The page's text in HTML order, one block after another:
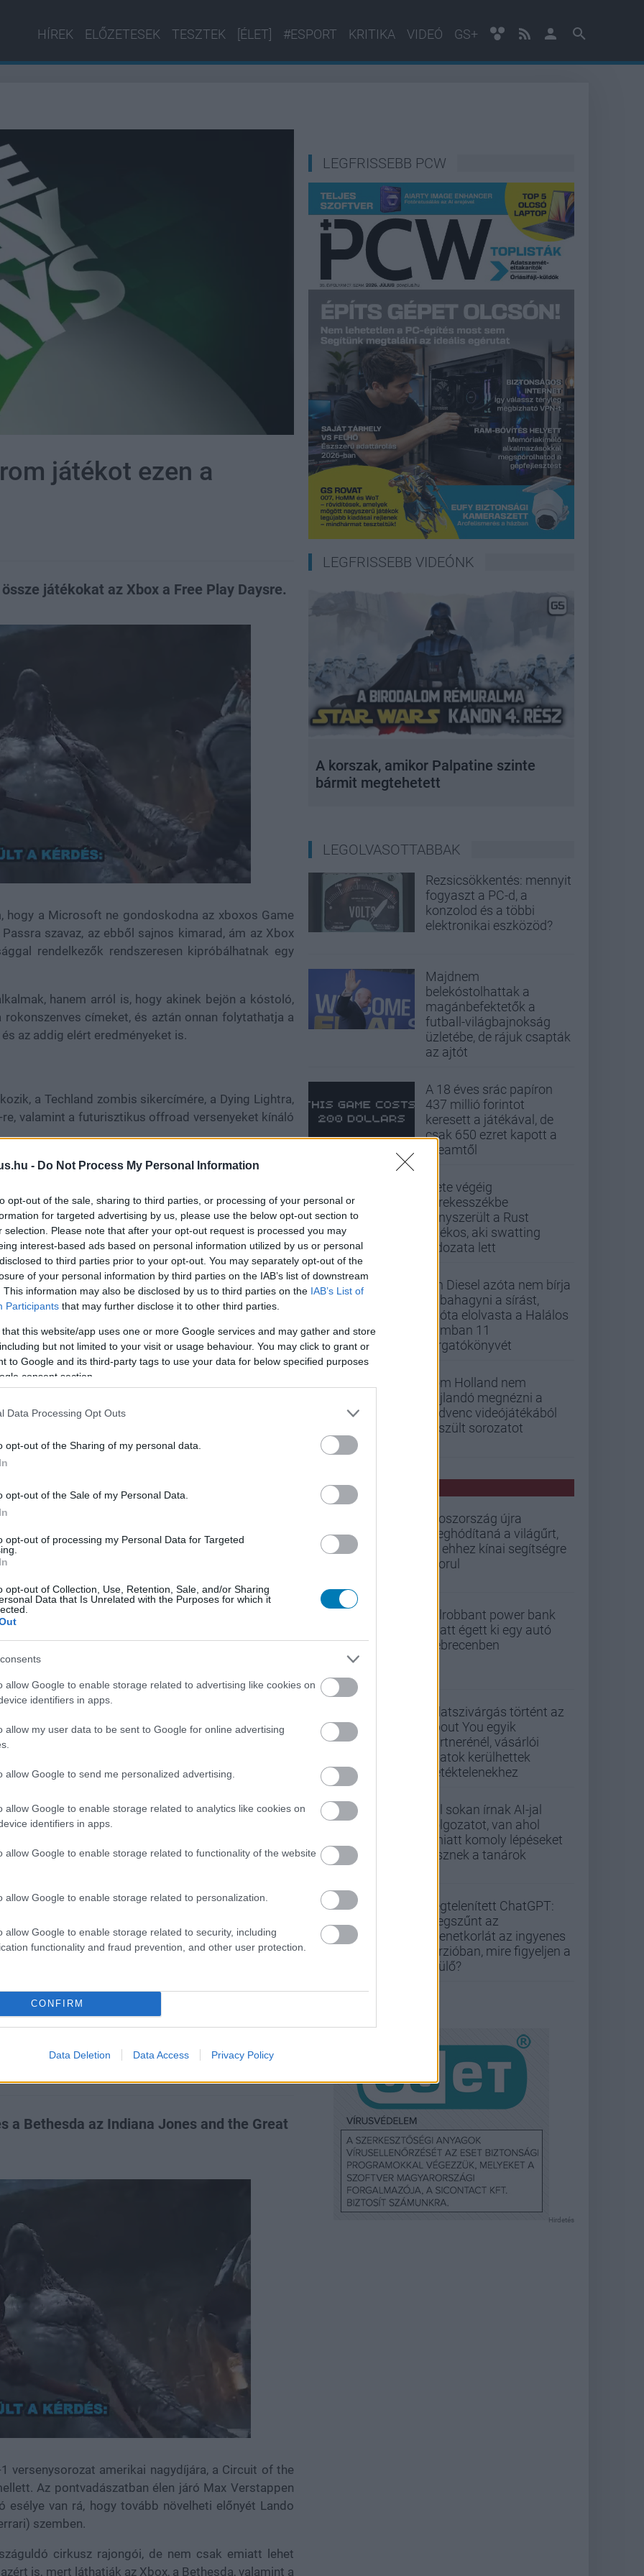
- Do Not Process My Personal Information
opt-out of the sale, sharing to third parties, or processing of your personal or
for targeted advertising by us, please use the below opt-out section to
selection. Please note that after your opt-out request is processed you may
interest-based ads based on personal information utilized by us or personal
to third parties prior to your opt-out. You may separately opt-out of the
of your personal information by third parties on the IAB’s list of downstream
This information may also be disclosed by us to third parties on the IAB’s List of
Participants that may further disclose it to other third parties.
that this website/app uses one or more Google services and may gather and store
but not limited to your visit or usage behaviour. You may click to grant or
to Google and its third-party tags to use your data for below specified purposes
consent section.
Data Processing Opt Outs
opt-out of the Sharing of my personal data.
opt-out of the Sale of my Personal Data.
opt-out of processing my Personal Data for Targeted
opt-out of Collection, Use, Retention, Sale, and/or Sharing
Data that Is Unrelated with the Purposes for which it
allow Google to enable storage related to advertising like cookies on
identifiers in apps.
allow my user data to be sent to Google for online advertising
allow Google to send me personalized advertising.
allow Google to enable storage related to analytics like cookies on
identifiers in apps.
allow Google to enable storage related to functionality of the website
allow Google to enable storage related to personalization.
allow Google to enable storage related to security, including
functionality and fraud prevention, and other user protection.
CONFIRM
Data Deletion Data Access Privacy Policy
HÍREK ELŐZETESEK TESZTEK [ÉLET] #ESPORT KRITIKA VIDEÓ GS+
játékot ezen a
játékokat az Xbox a Free Play Daysre.
hogy a Microsoft ne gondoskodna az xboxos Game
szavaz, az ebből sajnos kimarad, ám az Xbox
rendelkezők rendszeresen kipróbálhatnak egy
hanem arról is, hogy akinek bejön a kóstoló,
címeket, és aztán onnan folytathatja a
az addig elért eredményeket is.
a Techland zombis sikercímére, a Dying Lightra,
valamint a futurisztikus offroad versenyeket kínáló
600 helyett)
990 helyett)
helyett)
bele a fenti hármasba, és dönthetjük el, hogy
jön szembe GSO-n vagy a social médiában.
a legjobbakat,
és azt elfogadom.
hangulata – Jön a második forduló! (X)
#game pass #nba 2k25 #dying light #exocross
a Formula-1 amerikai
a Bethesda az Indiana Jones and the Great
versenysorozat amerikai nagydíjára, a Circuit of the
Az pontvadászatban élen járó Max Verstappen
van rá, hogy tovább növelheti előnyét Lando
szemben.
cirkusz rajongói, de nem csak emiatt lehet
is, mert láthatják az Xbox, a Bethesda, valamint a
LEGFRISSEBB PCW
LEGFRISSEBB VIDEÓNK
A korszak, amikor Palpatine szinte
bármit megtehetett
LEGOLVASOTTABBAK
Rezsicsökkentés: mennyit
fogyaszt a PC-d, a
konzolod és a többi
elektronikai eszközöd?
Majdnem
belekóstolhattak a
magánbefektetők a
futball-világbajnokság
üzletébe, de rájuk csapták
az ajtót
A 18 éves srác papíron
437 millió forintot
keresett a játékával, de
csak 650 ezret kapott a
Steamtől
Élete végéig
kerekesszékbe
kényszerült a Rust
játékos, aki swatting
áldozata lett
Vin Diesel azóta nem bírja
abbahagyni a sírást,
mióta elolvasta a Halálos
iramban 11
forgatókönyvét
Tom Holland nem
hajlandó megnézni a
kedvenc videójátékából
készült sorozatot
PCW HÍREK
Oroszország újra
meghódítaná a világűrt,
de ehhez kínai segítségre
szorul
Felrobbant power bank
miatt égett ki egy autó
Debrecenben
Adatszivárgás történt az
About You egyik
partnerénél, vásárlói
adatok kerülhettek
illetéktelenekhez
Túl sokan írnak AI-jal
dolgozatot, van ahol
emiatt komoly lépéseket
tesznek a tanárok
Végtelenített ChatGPT:
megszűnt az
üzenetkorlát az ingyenes
verzióban, mire figyeljen a
szülő?
Hirdetés